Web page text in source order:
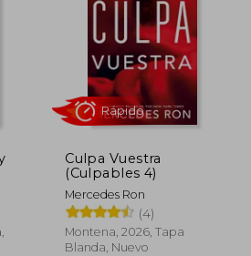
20%
dcto.
Rápido
Culpa Vuestra
(Culpables 4)
Mercedes Ron
(4)
Montena, 2026, Tapa
Blanda, Nuevo